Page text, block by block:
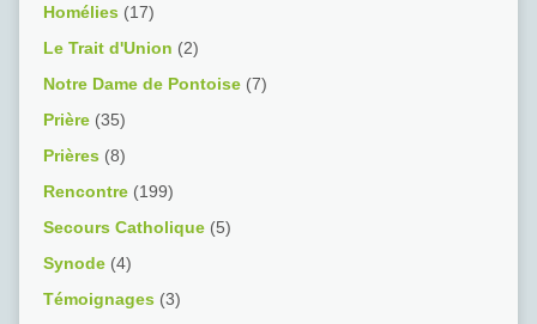
Homélies(17)
Le Trait d'Union (2)
Notre Dame de Pontoise(7)
Prière(35)
Prières(8)
Rencontre(199)
Secours Catholique(5)
Synode(4)
Témoignages(3)